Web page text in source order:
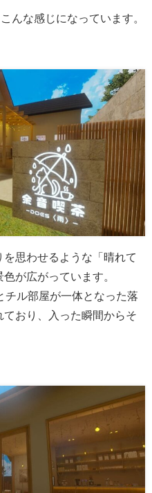
んな感じになっています。
思わせるような「晴れて
が広がっています。
ル部屋が一体となった落
おり、入った瞬間からそ